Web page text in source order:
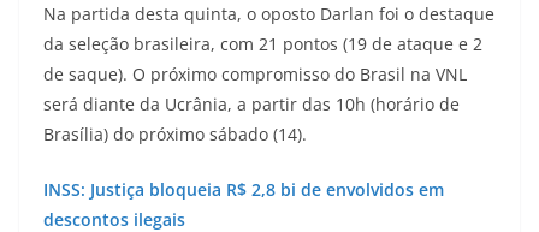
Na partida desta quinta, o oposto Darlan foi o destaque
da seleção brasileira, com 21 pontos (19 de ataque e 2
de saque). O próximo compromisso do Brasil na VNL
será diante da Ucrânia, a partir das 10h (horário de
Brasília) do próximo sábado (14).
INSS: Justiça bloqueia R$ 2,8 bi de envolvidos em
descontos ilegais